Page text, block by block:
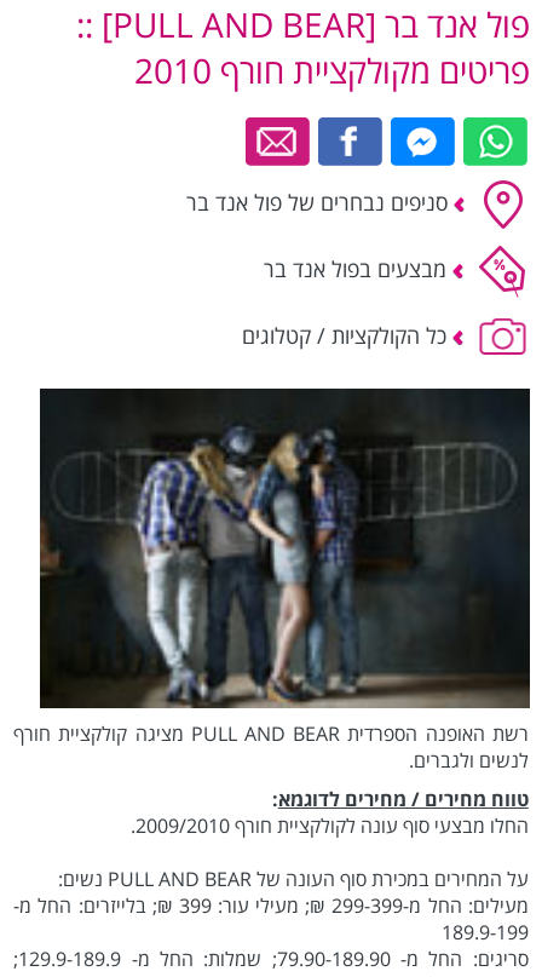
פול אנד בר [PULL AND BEAR] ::
פריטים מקולקציית חורף 2010
סניפים נבחרים של פול אנד בר
מבצעים בפול אנד בר
כל הקולקציות / קטלוגים
רשת האופנה הספרדית PULL AND BEAR מציגה קולקציית חורף
לנשים ולגברים.
טווח מחירים / מחירים לדוגמא:
החלו מבצעי סוף עונה לקולקציית חורף 2009/2010.
על המחירים במכירת סוף העונה של PULL AND BEAR נשים:
מעילים: החל מ-299-399 ₪; מעילי עור: 399 ₪; בלייזרים: החל מ-
189.9-199
סריגים: החל מ- 79.90-189.90; שמלות: החל מ- 129.9-189.9;